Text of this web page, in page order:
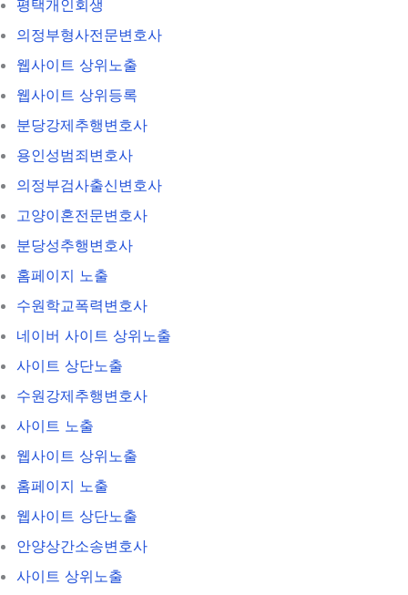
평택개인회생
의정부형사전문변호사
웹사이트 상위노출
웹사이트 상위등록
분당강제추행변호사
용인성범죄변호사
의정부검사출신변호사
고양이혼전문변호사
분당성추행변호사
홈페이지 노출
수원학교폭력변호사
네이버 사이트 상위노출
사이트 상단노출
수원강제추행변호사
사이트 노출
웹사이트 상위노출
홈페이지 노출
웹사이트 상단노출
안양상간소송변호사
사이트 상위노출